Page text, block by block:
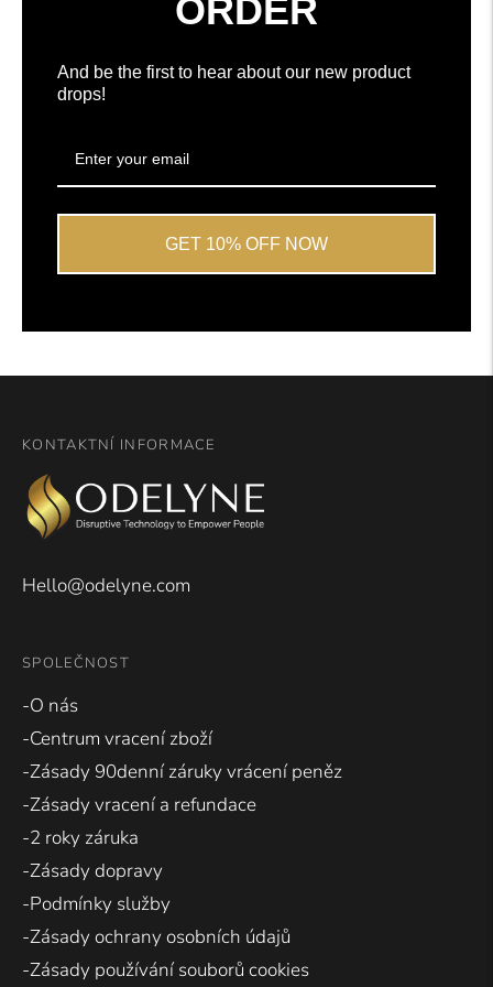
ORDER
And be the first to hear about our new product
drops!
GET 10% OFF NOW
KONTAKTNÍ INFORMACE
Hello@odelyne.com
SPOLEČNOST
-O nás
-Centrum vracení zboží
-Zásady 90denní záruky vrácení peněz
-Zásady vracení a refundace
-2 roky záruka
-Zásady dopravy
-Podmínky služby
-Zásady ochrany osobních údajů
-Zásady používání souborů cookies